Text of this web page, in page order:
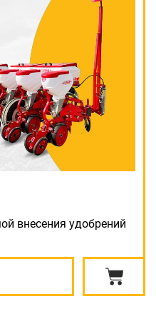
внесения удобрений